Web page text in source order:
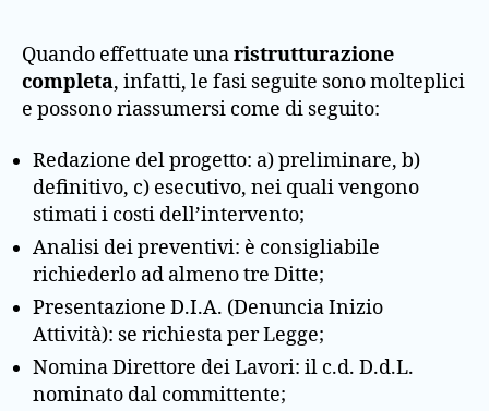
Quando effettuate unaristrutturazione
completa, infatti, le fasi seguite sono molteplici
e possono riassumersi come di seguito:
Redazione del progetto: a) preliminare, b)
definitivo, c) esecutivo, nei quali vengono
stimati i costi dell’intervento;
Analisi dei preventivi: è consigliabile
richiederlo ad almeno tre Ditte;
Presentazione D.I.A. (Denuncia Inizio
Attività): se richiesta per Legge;
Nomina Direttore dei Lavori: il c.d. D.d.L.
nominato dal committente;